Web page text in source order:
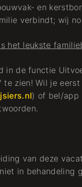
en
verbindt; wij
het leukste
in de functie
te zien! Wil je
) of bel/app
van deze
in behandeling